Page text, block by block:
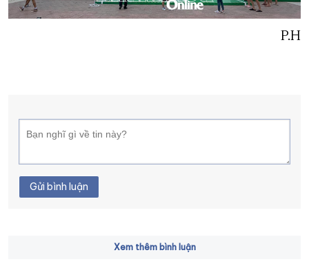
P.H
Gửi bình luận
Xem thêm bình luận